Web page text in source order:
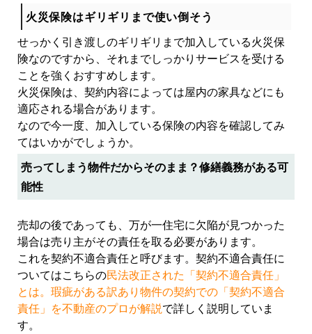
火災保険はギリギリまで使い倒そう
せっかく引き渡しのギリギリまで加入している火災保
険なのですから、それまでしっかりサービスを受ける
ことを強くおすすめします。
火災保険は、契約内容によっては屋内の家具などにも
適応される場合があります。
なので今一度、加入している保険の内容を確認してみ
てはいかがでしょうか。
売ってしまう物件だからそのまま？修繕義務がある可
能性
売却の後であっても、万が一住宅に欠陥が見つかった
場合は売り主がその責任を取る必要があります。
これを契約不適合責任と呼びます。契約不適合責任に
ついてはこちらの民法改正された「契約不適合責任」
とは。瑕疵がある訳あり物件の契約での「契約不適合
責任」を不動産のプロが解説で詳しく説明していま
す。